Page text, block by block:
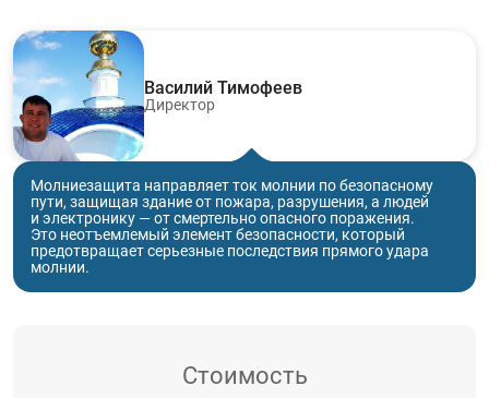
Василий Тимофеев
Директор
Молниезащита направляет ток молнии по безопасному
пути, защищая здание от пожара, разрушения, а людей
и электронику — от смертельно опасного поражения.
Это неотъемлемый элемент безопасности, который
предотвращает серьезные последствия прямого удара
молнии.
Стоимость